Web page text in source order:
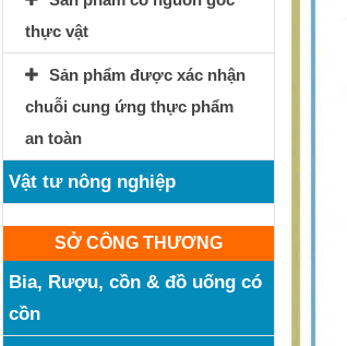
thực vật
Sản phẩm được xác nhận
chuỗi cung ứng thực phẩm
an toàn
Vật tư nông nghiệp
SỞ CÔNG THƯƠNG
Bia, Rượu, cồn & đồ uống có
cồn